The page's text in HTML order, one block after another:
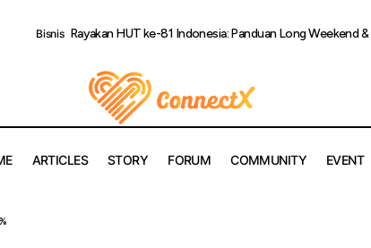
Bisnis Rayakan HUT ke-81 Indonesia: Panduan Long Weekend
ARTICLES STORY FORUM COMMUNITY EVENT
Bekas Meningkat, Pembiayaan BRI Finance